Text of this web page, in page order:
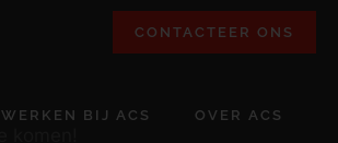
CONTACTEER ONS
WERKEN BIJ ACS OVER ACS